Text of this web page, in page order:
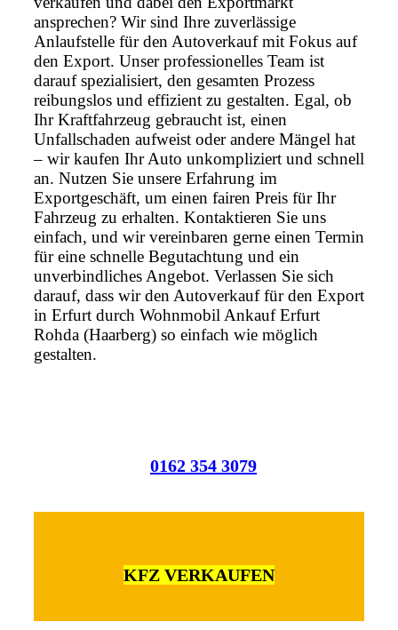
ansprechen? Wir sind Ihre zuverlässige
Anlaufstelle für den Autoverkauf mit Fokus auf
den Export. Unser professionelles Team ist
darauf spezialisiert, den gesamten Prozess
reibungslos und effizient zu gestalten. Egal, ob
Ihr Kraftfahrzeug gebraucht ist, einen
Unfallschaden aufweist oder andere Mängel hat
– wir kaufen Ihr Auto unkompliziert und schnell
an. Nutzen Sie unsere Erfahrung im
Exportgeschäft, um einen fairen Preis für Ihr
Fahrzeug zu erhalten. Kontaktieren Sie uns
einfach, und wir vereinbaren gerne einen Termin
für eine schnelle Begutachtung und ein
unverbindliches Angebot. Verlassen Sie sich
darauf, dass wir den Autoverkauf für den Export
in Erfurt durch Wohnmobil Ankauf Erfurt
Rohda (Haarberg) so einfach wie möglich
gestalten.
0162 354 3079
KFZ VERKAUFEN